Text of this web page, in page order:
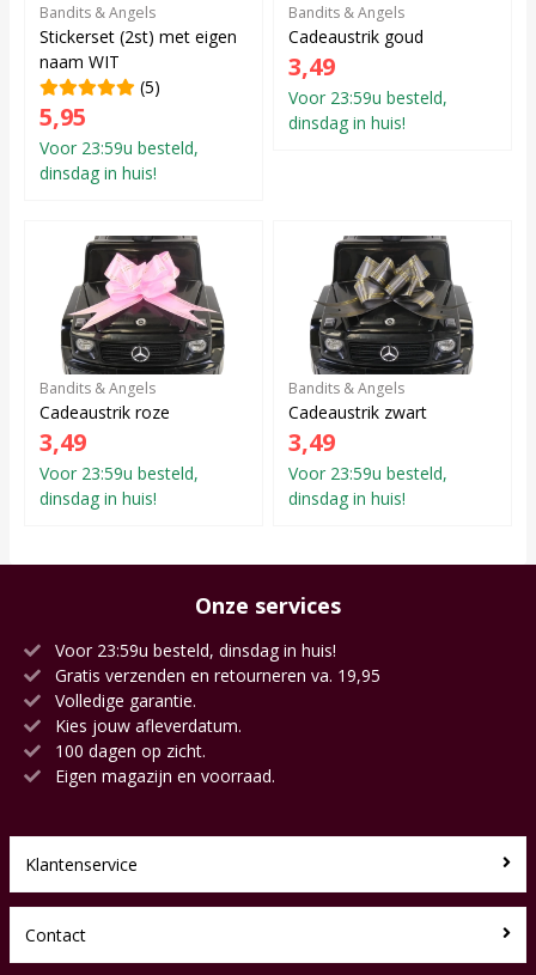
Bandits & Angels
Stickerset (2st) met eigen
naam WIT
(5)
5,95
Voor 23:59u besteld,
dinsdag in huis!
Bandits & Angels
Cadeaustrik goud
3,49
Voor 23:59u besteld,
dinsdag in huis!
Bandits & Angels
Cadeaustrik roze
3,49
Voor 23:59u besteld,
dinsdag in huis!
Bandits & Angels
Cadeaustrik zwart
3,49
Voor 23:59u besteld,
dinsdag in huis!
Onze services
Voor 23:59u besteld, dinsdag in huis!
Gratis verzenden en retourneren va. 19,95
Volledige garantie.
Kies jouw afleverdatum.
100 dagen op zicht.
Eigen magazijn en voorraad.
Klantenservice
Contact